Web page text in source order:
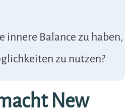
innere Balance zu haben,
zu nutzen?
New